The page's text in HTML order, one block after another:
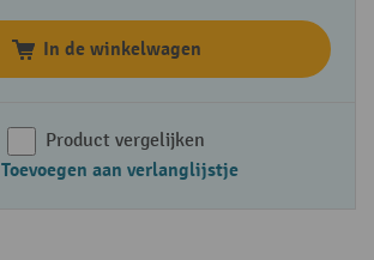
In de winkelwagen
Product vergelijken
Toevoegen aan verlanglijstje